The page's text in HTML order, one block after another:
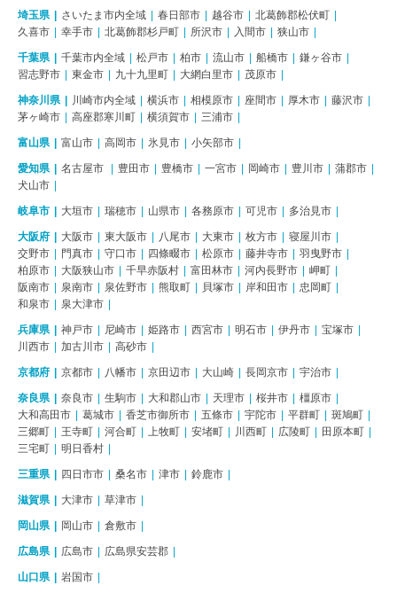
埼玉県 さいたま市内全域 春日部市 越谷市
北葛飾郡松伏町
久喜市
幸手市 北葛飾郡杉戸町 所沢市 入間市 狭山市
千葉県 千葉市内全域 松戸市 柏市 流山市 船橋市
鎌ヶ谷市
習志野市
東金市 九十九里町 大網白里市 茂原市
神奈川県 川崎市内全域 横浜市 相模原市 座間市 厚木市
藤沢市
茅ヶ崎市
高座郡寒川町 横須賀市 三浦市
富山県 富山市 高岡市 氷見市 小矢部市
愛知県 名古屋市 豊田市 豊橋市 一宮市 岡崎市 豊川市
蒲郡市
犬山市
岐阜市 大垣市 瑞穂市 山県市 各務原市 可児市 多治見市
大阪府 大阪市 東大阪市 八尾市 大東市 枚方市
寝屋川市
交野市
門真市 守口市 四條畷市 松原市 藤井寺市
羽曳野市
柏原市
大阪狭山市 千早赤阪村 富田林市 河内長野市
岬町
阪南市
泉南市 泉佐野市 熊取町 貝塚市 岸和田市
忠岡町
和泉市
泉大津市
兵庫県 神戸市 尼崎市 姫路市 西宮市 明石市 伊丹市
宝塚市
川西市
加古川市 高砂市
京都府 京都市 八幡市 京田辺市 大山崎 長岡京市 宇治市
奈良県 奈良市 生駒市 大和郡山市 天理市 桜井市
橿原市
大和高田市
葛城市 香芝市御所市 五條市 宇陀市 平群町
斑鳩町
三郷町
王寺町 河合町 上牧町 安堵町 川西町 広陵町
田原本町
三宅町
明日香村
三重県 四日市市 桑名市 津市 鈴鹿市
滋賀県 大津市 草津市
岡山県 岡山市 倉敷市
広島県 広島市 広島県安芸郡
山口県 岩国市